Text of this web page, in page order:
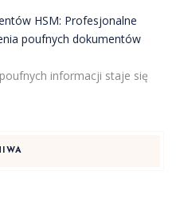
HSM: Profesjonalne
poufnych dokumentów
informacji staje się